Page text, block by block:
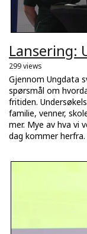
Lansering:
299 views
Gjennom Ungdata
spørsmål om
fritiden.
familie, venner,
mer. Mye av hva vi
dag kommer herfra.